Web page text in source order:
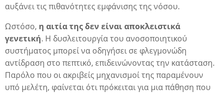
αυξάνει τις πιθανότητες εμφάνισης της νόσου.
Ωστόσο, η αιτία της δεν είναι αποκλειστικά
γενετική. Η δυσλειτουργία του ανοσοποιητικού
συστήματος μπορεί να οδηγήσει σε φλεγμονώδη
αντίδραση στο πεπτικό, επιδεινώνοντας την κατάσταση.
Παρόλο που οι ακριβείς μηχανισμοί της παραμένουν
υπό μελέτη, φαίνεται ότι πρόκειται για μια πάθηση που